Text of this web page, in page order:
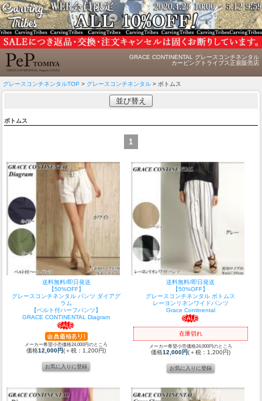
GRACE CONTINENTAL グレースコンチネンタル
カービングトライブス正規販売店
グレースコンチネンタルTOP > グレースコンチネンタル > ボトムス
並び替え
ボトムス
1
送料無料/即日発送
【50%OFF】
グレースコンチネンタル パンツ ダイアグ
ラム
【ベルト付ハーフパンツ】
GRACE CONTINENTAL Diagram
メーカー希望小売価格24,000円のところ
価格12,000円(＋税：1,200円)
送料無料/即日発送
【50%OFF】
グレースコンチネンタル ボトムス
レーヨンリネンワイドパンツ
Grace Continental
在庫切れ
メーカー希望小売価格24,000円のところ
価格12,000円(＋税：1,200円)